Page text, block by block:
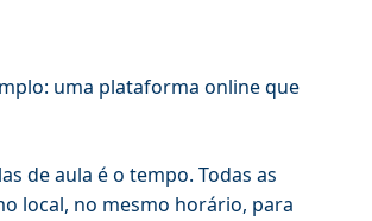
uma plataforma online que
de aula é o tempo. Todas as
local, no mesmo horário, para